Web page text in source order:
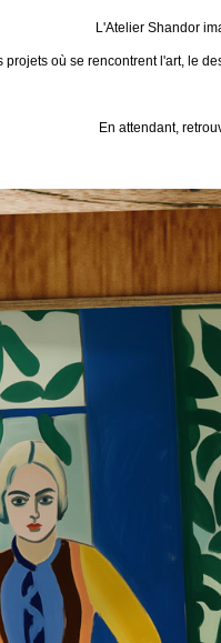
L'Atelier Shandor
projets où se rencontrent l'art, le
En attendant,